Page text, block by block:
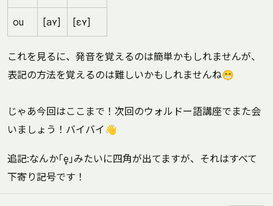
ou [aʏ] [ɛʏ]
これを見るに、発音を覚えるのは簡単かもしれませんが、
表記の方法を覚えるのは難しいかもしれませんね😁
じゃあ今回はここまで！次回のウォルドー語講座でまた会
いましょう！バイバイ👋
追記:なんか｢e̞｣みたいに四角が出てますが、それはすべて
下寄り記号です！